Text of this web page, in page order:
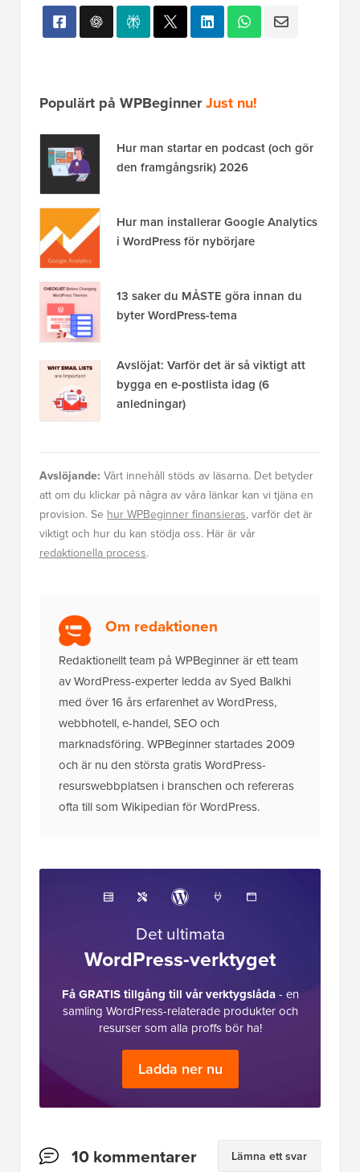
Populärt på WPBeginnerJust nu!
Hur man startar en podcast (och gör
den framgångsrik) 2026
Hur man installerar Google Analytics
i WordPress för nybörjare
13 saker du MÅSTE göra innan du
byter WordPress-tema
Avslöjat: Varför det är så viktigt att
bygga en e-postlista idag (6
anledningar)
Avslöjande: Vårt innehåll stöds av läsarna. Det betyder
att om du klickar på några av våra länkar kan vi tjäna en
provision. Se hur WPBeginner finansieras, varför det är
viktigt och hur du kan stödja oss. Här är vår
redaktionella process.
Om redaktionen
Redaktionellt team på WPBeginner är ett team
av WordPress-experter ledda av Syed Balkhi
med över 16 års erfarenhet av WordPress,
webbhotell, e-handel, SEO och
marknadsföring. WPBeginner startades 2009
och är nu den största gratis WordPress-
resurswebbplatsen i branschen och refereras
ofta till som Wikipedian för WordPress.
Det ultimata
WordPress-verktyget
Få GRATIS tillgång till vår verktygslåda- en
samling WordPress-relaterade produkter och
resurser som alla proffs bör ha!
Ladda ner nu
Läsarnas10 kommentarer Lämna ett svar